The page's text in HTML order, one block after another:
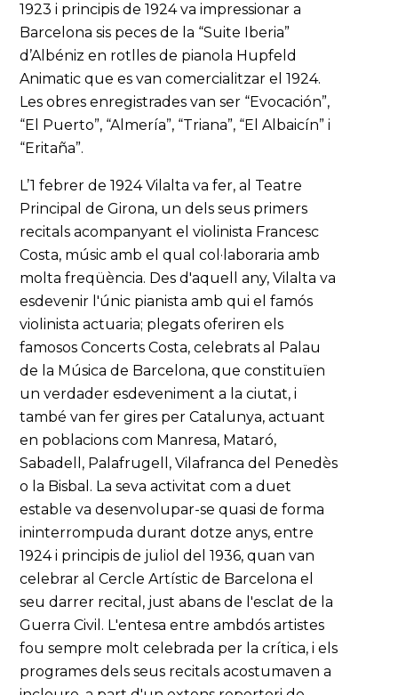
1923 i principis de 1924 va impressionar a
Barcelona sis peces de la “Suite Iberia”
d’Albéniz en rotlles de pianola Hupfeld
Animatic que es van comercialitzar el 1924.
Les obres enregistrades van ser “Evocación”,
“El Puerto”, “Almería”, “Triana”, “El Albaicín” i
“Eritaña”.
L’1 febrer de 1924 Vilalta va fer, al Teatre
Principal de Girona, un dels seus primers
recitals acompanyant el violinista Francesc
Costa, músic amb el qual col·laboraria amb
molta freqüència. Des d'aquell any, Vilalta va
esdevenir l'únic pianista amb qui el famós
violinista actuaria; plegats oferiren els
famosos Concerts Costa, celebrats al Palau
de la Música de Barcelona, que constituïen
un verdader esdeveniment a la ciutat, i
també van fer gires per Catalunya, actuant
en poblacions com Manresa, Mataró,
Sabadell, Palafrugell, Vilafranca del Penedès
o la Bisbal. La seva activitat com a duet
estable va desenvolupar-se quasi de forma
ininterrompuda durant dotze anys, entre
1924 i principis de juliol del 1936, quan van
celebrar al Cercle Artístic de Barcelona el
seu darrer recital, just abans de l'esclat de la
Guerra Civil. L'entesa entre ambdós artistes
fou sempre molt celebrada per la crítica, i els
programes dels seus recitals acostumaven a